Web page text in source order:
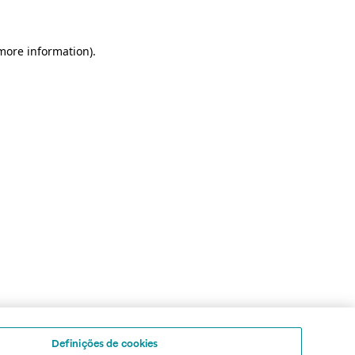
information).
Definições de cookies